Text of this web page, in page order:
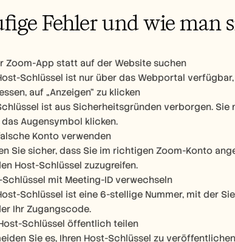
Fehler und wie man
Zoom-App statt auf der Website suchen
Schlüssel ist nur über das Webportal
auf „Anzeigen“ zu klicken
ist aus Sicherheitsgründen verborgen. Sie
Augensymbol klicken.
Konto verwenden
Sie sicher, dass Sie im richtigen Zoom-Konto
Host-Schlüssel zuzugreifen.
Schlüssel mit Meeting-ID verwechseln
Schlüssel ist eine 6-stellige Nummer, mit der
Ihr Zugangscode.
Schlüssel öffentlich teilen
Sie es, Ihren Host-Schlüssel zu